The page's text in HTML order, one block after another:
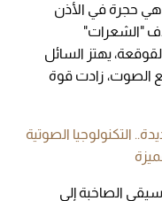
حجرة في الأذن
"الشعرات"
يهتز السائل
الصوت، زادت قوة
التكنولوجيا الصوتية
الصاخبة إلى